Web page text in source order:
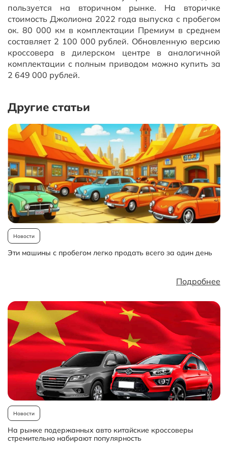
пользуется на вторичном рынке. На вторичке
стоимость Джолиона 2022 года выпуска с пробегом
ок. 80 000 км в комплектации Премиум в среднем
составляет 2 100 000 рублей. Обновленную версию
кроссовера в дилерском центре в аналогичной
комплектации с полным приводом можно купить за
2 649 000 рублей.
Другие статьи
Новости
Эти машины с пробегом легко продать всего за один день
Подробнее
Новости
На рынке подержанных авто китайские кроссоверы
стремительно набирают популярность